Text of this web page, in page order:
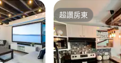
超讚房東
超讚房東